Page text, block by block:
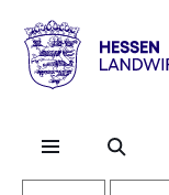
Hessen
Landwirtschaft